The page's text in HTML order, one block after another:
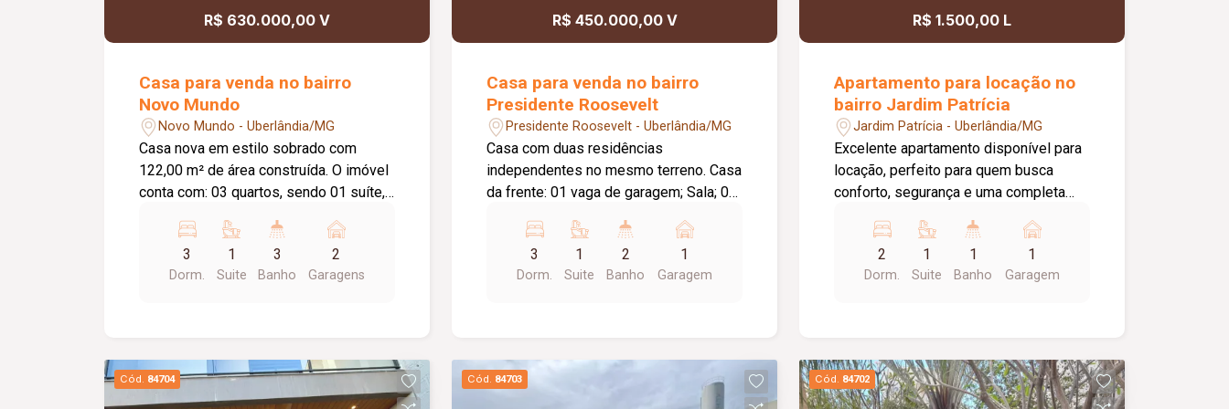
contemporânea com ripado em
sistema de aquecimento solar;
Localização privilegiada na avenida
principal do condomínio, com vista para
o paisagismo central. Informações
complementares: Previsão de
conclusão da obra: outubro de 2026.
quem busca visibilidade, praticidade e
negócio. Agende sua visita e conheça o
potencial deste imóvel para a sua
empresa!
R$ 630.000,00 V
Casa para venda no bairro
Novo Mundo
Novo Mundo - Uberlândia/MG
Casa nova em estilo sobrado com
122,00 m² de área construída. O imóvel
conta com: 03 quartos, sendo 01 suíte,
Cozinha com ilha em granito; Despensa;
Lavanderia independente; Depósito;
Área gourmet com churrasqueira
Projeto luminotécnico em todos os
ambientes; Rebaixo em gesso; Piso em
3
Dorm.
1
Suite
3
Banho
2
Garagens
R$ 450.000,00 V
Casa para venda no bairro
Presidente Roosevelt
Presidente Roosevelt - Uberlândia/MG
Casa com duas residências
independentes no mesmo terreno. Casa
da frente: 01 vaga de garagem; Sala; 03
social; Sala de jantar; Cozinha;
Lavanderia; Casa dos fundos: 01 vaga
de garagem; Sala; 02 quartos; Banheiro
investimento; Piso em cerâmica;
Construção em laje; Ambientes bem
3
Dorm.
1
Suite
2
Banho
1
Garagem
R$ 1.500,00 L
Apartamento para locação no
bairro Jardim Patrícia
Jardim Patrícia - Uberlândia/MG
Excelente apartamento disponível para
locação, perfeito para quem busca
conforto, segurança e uma completa
02 quartos, sendo 01 suíte, sala ampla
com sacada, cozinha, área de serviço,
banheiro social e 01 vaga de
academia, quiosque com churrasqueira,
salão de festas, playground,
2
Dorm.
1
Suite
1
Banho
1
Garagem
Cód. 84704 Cód. 84703 Cód. 84702